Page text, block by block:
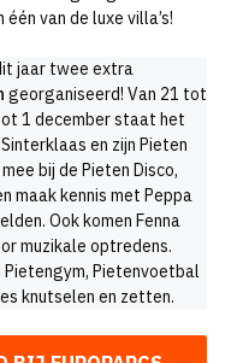
van de luxe villa’s!
jaar twee extra
georganiseerd! Van 21 tot
1 december staat het
en zijn Pieten
bij de Pieten Disco,
maak kennis met Peppa
Ook komen Fenna
muzikale optredens.
Pietenvoetbal
knutselen en zetten.